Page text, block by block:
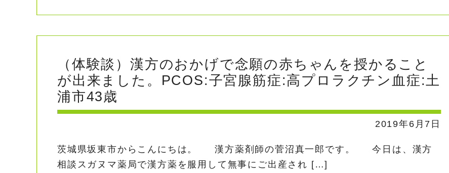
（体験談）漢方のおかげで念願の赤ちゃんを授かること
が出来ました。PCOS:子宮腺筋症:高プロラクチン血症:土
浦市43歳
2019年6月7日
茨城県坂東市からこんにちは。 漢方薬剤師の菅沼真一郎です。 今日は、漢方
相談スガヌマ薬局で漢方薬を服用して無事にご出産され […]